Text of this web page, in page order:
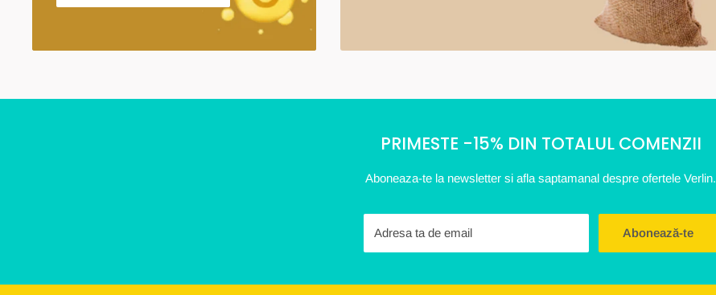
PRIMESTE -15% DIN TOTALUL COMENZII
Aboneaza-te la newsletter si afla saptamanal despre ofertele Verlin.
Adresa ta de email Abonează-te